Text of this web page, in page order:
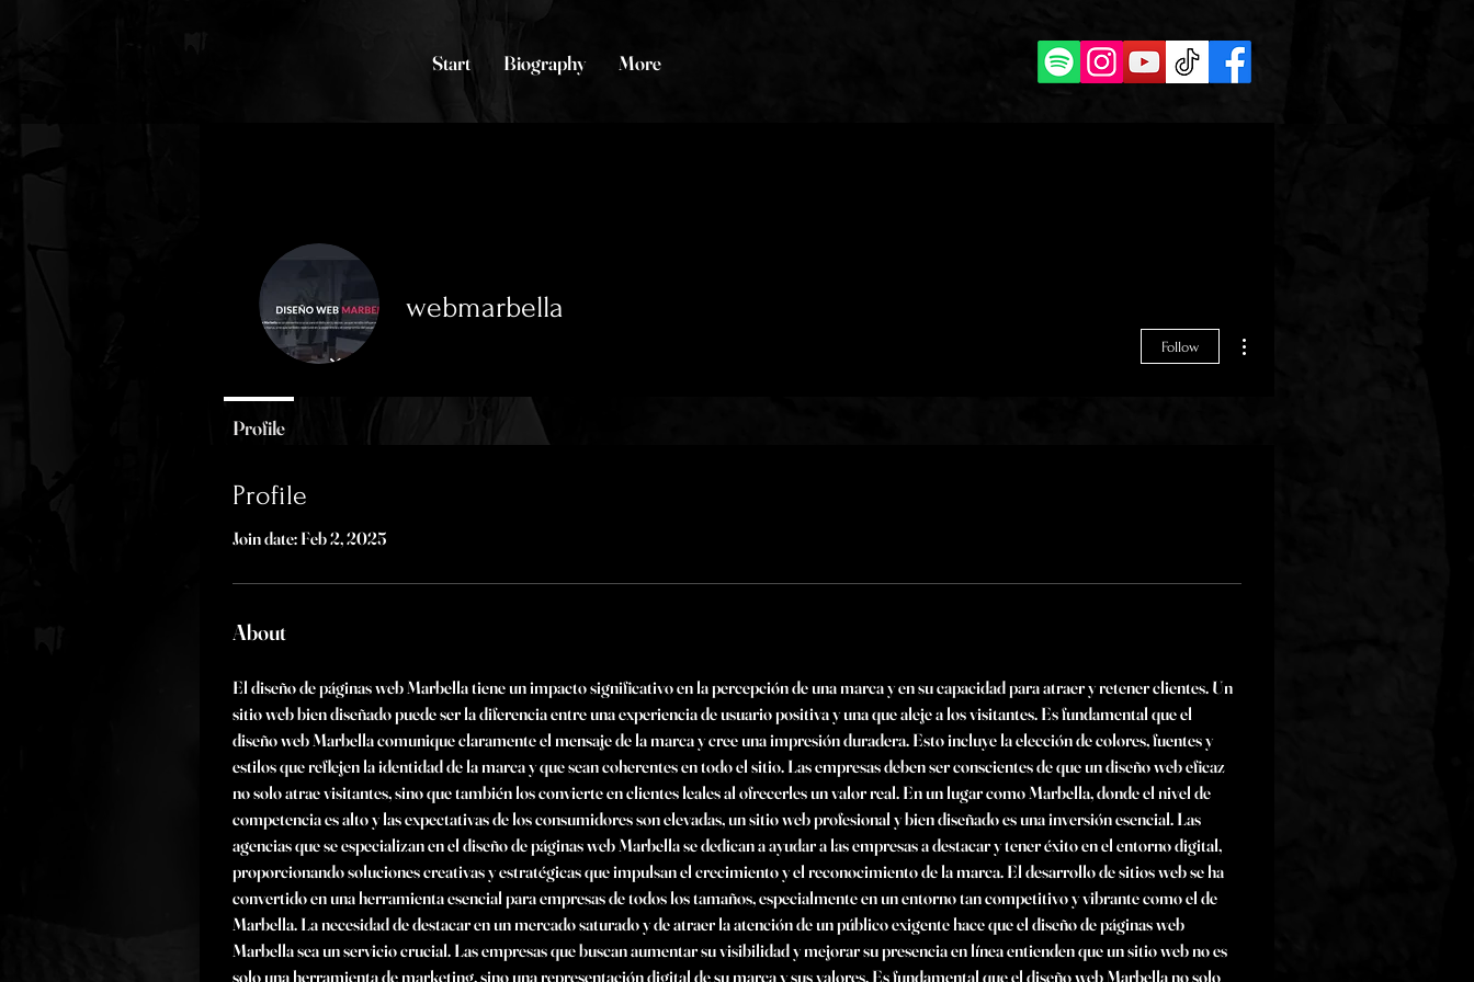
Start Biography More
Profile
Join date: Feb 2, 2025
About
El diseño de páginas web Marbella tiene un impacto significativo en la percepción de una marca y en su capacidad para atraer y retener clientes. Un
sitio web bien diseñado puede ser la diferencia entre una experiencia de usuario positiva y una que aleje a los visitantes. Es fundamental que el
diseño web Marbella comunique claramente el mensaje de la marca y cree una impresión duradera. Esto incluye la elección de colores, fuentes y
estilos que reflejen la identidad de la marca y que sean coherentes en todo el sitio. Las empresas deben ser conscientes de que un diseño web eficaz
no solo atrae visitantes, sino que también los convierte en clientes leales al ofrecerles un valor real. En un lugar como Marbella, donde el nivel de
competencia es alto y las expectativas de los consumidores son elevadas, un sitio web profesional y bien diseñado es una inversión esencial. Las
agencias que se especializan en el diseño de páginas web Marbella se dedican a ayudar a las empresas a destacar y tener éxito en el entorno digital,
proporcionando soluciones creativas y estratégicas que impulsan el crecimiento y el reconocimiento de la marca. El desarrollo de sitios web se ha
convertido en una herramienta esencial para empresas de todos los tamaños, especialmente en un entorno tan competitivo y vibrante como el de
Marbella. La necesidad de destacar en un mercado saturado y de atraer la atención de un público exigente hace que el diseño de páginas web
Marbella sea un servicio crucial. Las empresas que buscan aumentar su visibilidad y mejorar su presencia en línea entienden que un sitio web no es
solo una herramienta de marketing, sino una representación digital de su marca y sus valores. Es fundamental que el diseño web Marbella no solo
webmarbella
Follow
Profile